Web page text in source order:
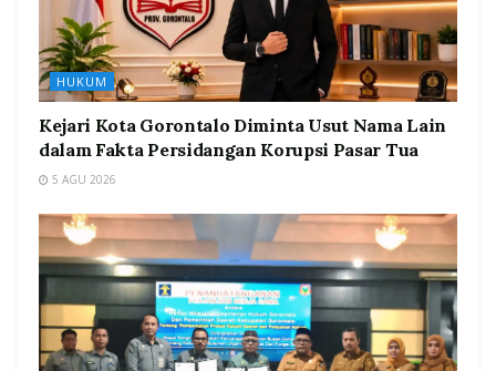
HUKUM
Kejari Kota Gorontalo Diminta Usut Nama Lain
dalam Fakta Persidangan Korupsi Pasar Tua
5 AGU 2026